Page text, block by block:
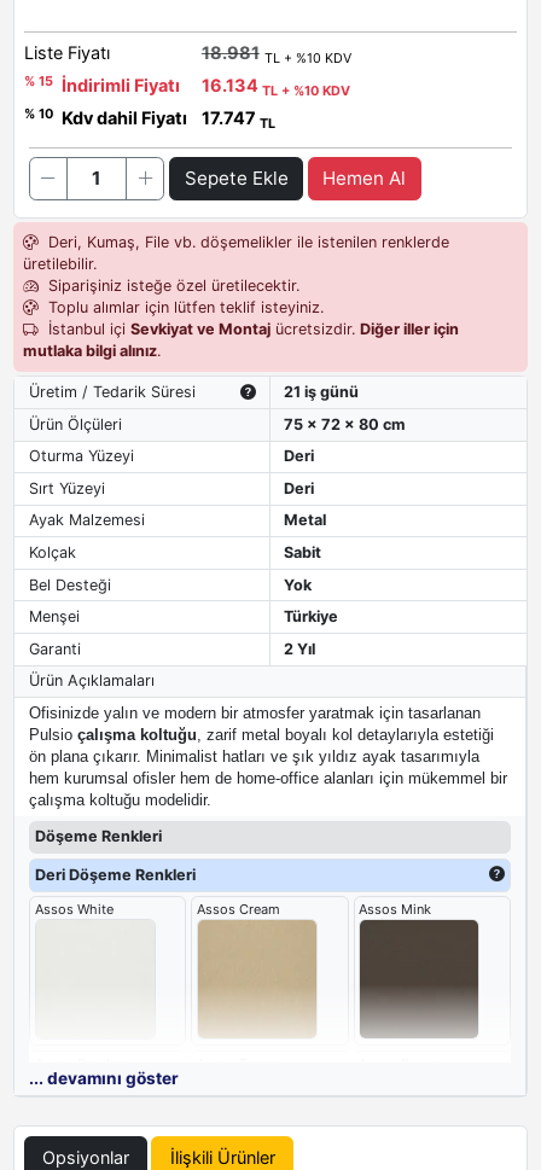
Liste Fiyatı 18.981 TL + %10 KDV
% 15
İndirimli Fiyatı 16.134 TL + %10 KDV
% 10
Kdv dahil Fiyatı 17.747 TL
Sepete Ekle Hemen Al
Deri, Kumaş, File vb. döşemelikler ile istenilen renklerde
üretilebilir.
Siparişiniz isteğe özel üretilecektir.
Toplu alımlar için lütfen teklif isteyiniz.
İstanbul içi Sevkiyat ve Montajücretsizdir. Diğer iller için
mutlaka bilgi alınız.
Üretim / Tedarik Süresi
21 iş günü
Ürün Ölçüleri
75 x 72 x 80 cm
Oturma Yüzeyi
Deri
Sırt Yüzeyi
Deri
Ayak Malzemesi
Metal
Kolçak
Sabit
Bel Desteği
Yok
Menşei
Türkiye
Garanti
2 Yıl
Ürün Açıklamaları
Ofisinizde yalın ve modern bir atmosfer yaratmak için tasarlanan
Pulsioçalışma koltuğu, zarif metal boyalı kol detaylarıyla estetiği
ön plana çıkarır. Minimalist hatları ve şık yıldız ayak tasarımıyla
hem kurumsal ofisler hem de home-office alanları için mükemmel bir
çalışma koltuğu modelidir.
Döşeme Renkleri
Deri Döşeme Renkleri
Assos White Assos Cream Assos Mink
... devamını göster
Opsiyonlar İlişkili Ürünler